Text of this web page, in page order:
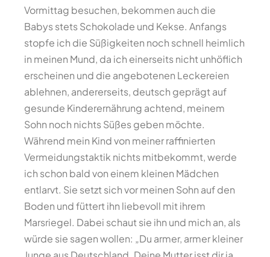
Vormittag besuchen, bekommen auch die
Babys stets Schokolade und Kekse. Anfangs
stopfe ich die Süßigkeiten noch schnell heimlich
in meinen Mund, da ich einerseits nicht unhöflich
erscheinen und die angebotenen Leckereien
ablehnen, andererseits, deutsch geprägt auf
gesunde Kinderernährung achtend, meinem
Sohn noch nichts Süßes geben möchte.
Während mein Kind von meiner raffinierten
Vermeidungstaktik nichts mitbekommt, werde
ich schon bald von einem kleinen Mädchen
entlarvt. Sie setzt sich vor meinen Sohn auf den
Boden und füttert ihn liebevoll mit ihrem
Marsriegel. Dabei schaut sie ihn und mich an, als
würde sie sagen wollen: „Du armer, armer kleiner